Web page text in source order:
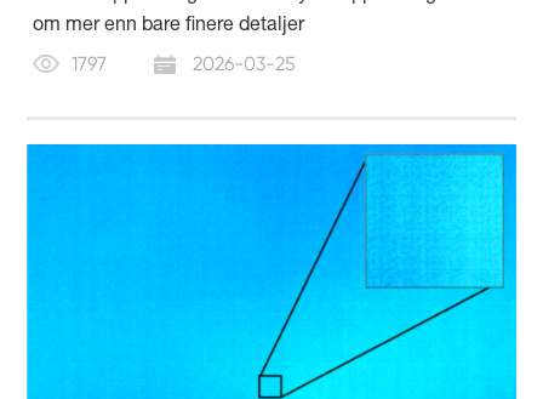
om mer enn bare finere detaljer
1797 2026-03-25